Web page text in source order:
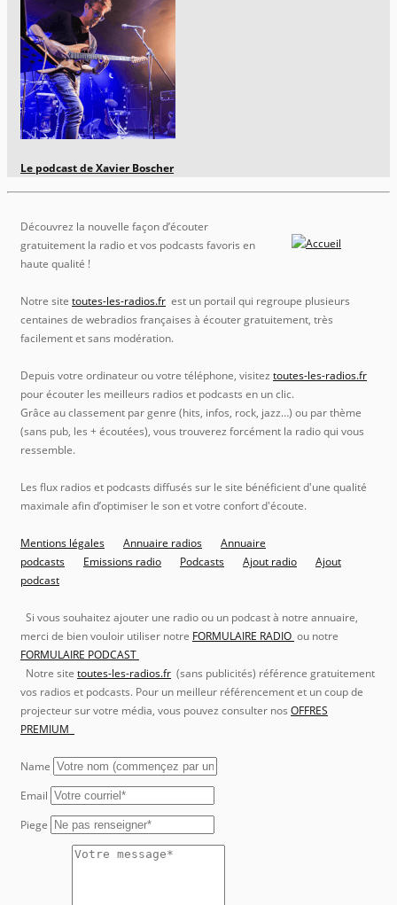
Le podcast de Xavier Boscher
Découvrez la nouvelle façon d’écouter
gratuitement la radio et vos podcasts favoris en
haute qualité !
Notre site toutes-les-radios.fr est un portail qui regroupe plusieurs
centaines de webradios françaises à écouter gratuitement, très
facilement et sans modération.
Depuis votre ordinateur ou votre téléphone, visitez toutes-les-radios.fr
pour écouter les meilleurs radios et podcasts en un clic.
Grâce au classement par genre (hits, infos, rock, jazz…) ou par thème
(sans pub, les + écoutées), vous trouverez forcément la radio qui vous
ressemble.
Les flux radios et podcasts diffusés sur le site bénéficient d'une qualité
maximale afin d’optimiser le son et votre confort d'écoute.
Mentions légales Annuaire radios
Annuaire
podcasts
Emissions radio Podcasts Ajout radio
Ajout
podcast
Si vous souhaitez ajouter une radio ou un podcast à notre annuaire,
merci de bien vouloir utiliser notre FORMULAIRE RADIO ou notre
FORMULAIRE PODCAST
Notre site toutes-les-radios.fr (sans publicités) référence gratuitement
vos radios et podcasts. Pour un meilleur référencement et un coup de
projecteur sur votre média, vous pouvez consulter nos OFFRES
PREMIUM
Name
Email
Piege